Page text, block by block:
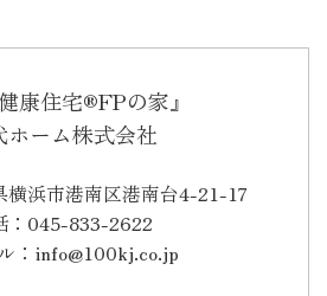
康住宅®FPの家』
ホーム株式会社
横浜市港南区港南台4-21-17
：045-833-2622
：info@100kj.co.jp